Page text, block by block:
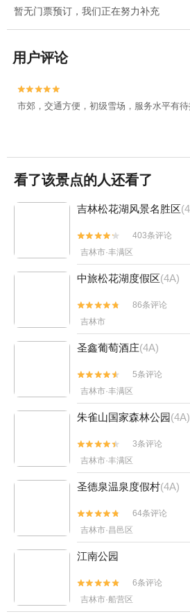
暂无门票预订，我们正在努力补充
用户评论


市郊，交通方便，初级雪场，服务水平有待
看了该景点的人还看了
吉林松花湖风景名胜区


403条评论
吉林市·丰满区
中旅松花湖度假区(4A)


86条评论
吉林市
圣鑫葡萄酒庄(4A)


5条评论
吉林市·丰满区
朱雀山国家森林公园(4A)


3条评论
吉林市·丰满区
圣德泉温泉度假村(4A)


64条评论
吉林市·昌邑区
江南公园


6条评论
吉林市·船营区